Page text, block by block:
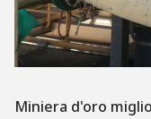
Miniera d'oro